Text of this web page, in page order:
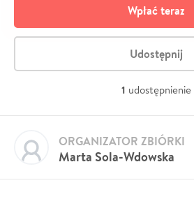
Wpłać teraz
Udostępnij
1 udostępnienie
Marta Sola-Wdowska
ORGANIZATOR ZBIÓRKI